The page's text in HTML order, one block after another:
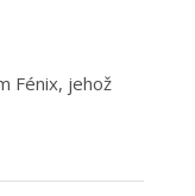
Fénix, jehož